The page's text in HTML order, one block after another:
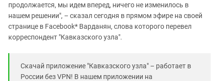
продолжается, мы идем вперед, ничего не изменилось в
нашем решении", – сказал сегодня в прямом эфире на своей
странице в Facebook* Варданян, слова которого перевел
корреспондент "Кавказского узла".
Скачай приложение "Кавказского узла" – работает в
России без VPN! В нашем приложении на